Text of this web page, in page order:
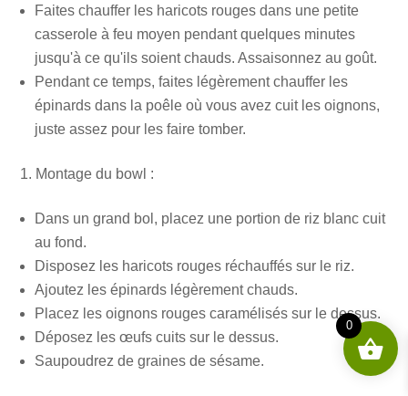
Faites chauffer les haricots rouges dans une petite
casserole à feu moyen pendant quelques minutes
jusqu'à ce qu'ils soient chauds. Assaisonnez au goût.
Pendant ce temps, faites légèrement chauffer les
épinards dans la poêle où vous avez cuit les oignons,
juste assez pour les faire tomber.
Montage du bowl :
Dans un grand bol, placez une portion de riz blanc cuit
au fond.
Disposez les haricots rouges réchauffés sur le riz.
Ajoutez les épinards légèrement chauds.
Placez les oignons rouges caramélisés sur le dessus.
Déposez les œufs cuits sur le dessus.
Saupoudrez de graines de sésame.
0